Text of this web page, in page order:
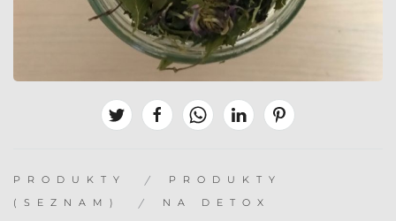
PRODUKTY
PRODUKTY
(SEZNAM)
NA DETOX